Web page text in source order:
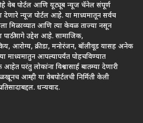
हे वेब पोर्टल आणि यूट्यूब न्यूज चॅनेल संपूर्ण
देणारे न्यूज पोर्टल आहे. या माध्यमातून सर्वच
मिळाव्यात आणि त्या केवळ ताज्या नसून
पाठीमागे उद्देश आहे. सामाजिक,
आरोग्य, क्रीडा, मनोरंजन, बॉलीवूड यासह अनेक
या माध्यमातुन आपल्यापर्यंत पोहचविण्यात
परंतु लोकांना विश्वासार्ह बातम्या देणारी
आम्ही या वेबपोर्टलची निर्मिती केली
धन्यवाद.